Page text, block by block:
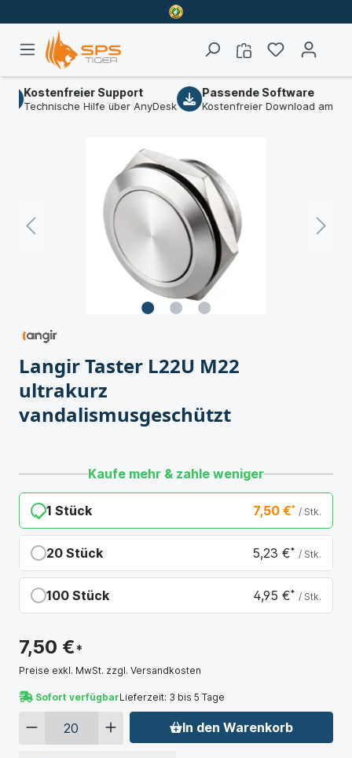
Kostenfreier Support
Technische Hilfe über AnyDesk
Passende Software
Kostenfreier Download am
Langir Taster L22U M22
ultrakurz
vandalismusgeschützt
Kaufe mehr & zahle weniger
1 Stück 7,50 €* / Stk.
20 Stück 5,23 €* / Stk.
100 Stück 4,95 €* / Stk.
7,50 €*
Preise exkl. MwSt. zzgl. Versandkosten
Sofort verfügbarLieferzeit: 3 bis 5 Tage
In den Warenkorb